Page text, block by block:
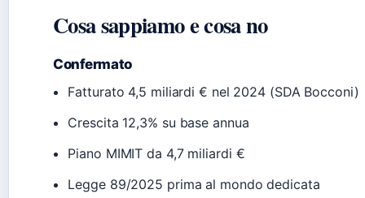
Cosa sappiamo e cosa no
Confermato
Fatturato 4,5 miliardi € nel 2024 (SDA Bocconi)
Crescita 12,3% su base annua
Piano MIMIT da 4,7 miliardi €
Legge 89/2025 prima al mondo dedicata